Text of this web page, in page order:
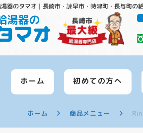
器のタマオ｜長崎市・諫早市・時津町・長与町の
ホーム 初めての方へ
ホーム 商品メニュー